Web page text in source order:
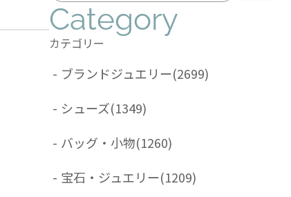
Category
カテゴリー
- ブランドジュエリー(2699)
- シューズ(1349)
- バッグ・小物(1260)
- 宝石・ジュエリー(1209)